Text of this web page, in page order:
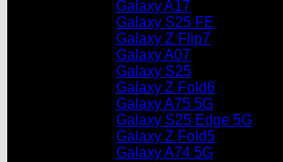
Galaxy A17
Galaxy S25 FE
Galaxy Z Flip7
Galaxy A07
Galaxy S25
Galaxy Z Fold6
Galaxy A75 5G
Galaxy S25 Edge 5G
Galaxy Z Fold5
Galaxy A74 5G